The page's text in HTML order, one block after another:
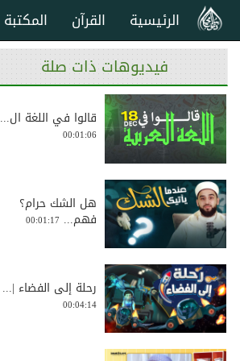
المكتبة القرآن الرئيسية
فيديوهات ذات صلة
قالوا في اللغة ال...
00:01:06
هل الشك حرام؟
فهم... 00:01:17
رحلة إلى الفضاء |...
00:04:14